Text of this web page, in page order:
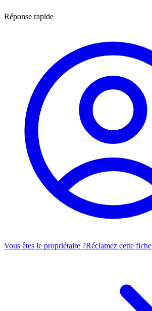
Réponse rapide
Vous êtes le propriétaire ?Réclamez cette fiche